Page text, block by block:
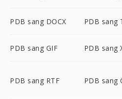
PDB sang DOCX PDB sang
PDB sang GIF PDB sang
PDB sang RTF PDB sang